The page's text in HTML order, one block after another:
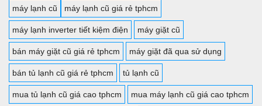
máy lạnh cũ máy lạnh cũ giá rẻ tphcm
máy lạnh inverter tiết kiệm điện máy giặt cũ
bán máy giặt cũ giá rẻ tphcm máy giặt đã qua sử dụng
bán tủ lạnh cũ giá rẻ tphcm tủ lạnh cũ
mua tủ lạnh cũ giá cao tphcm mua máy lạnh cũ giá cao tphcm